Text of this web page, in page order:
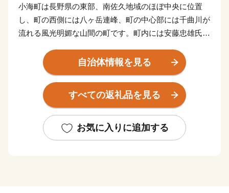
小海町は長野県の東部、南佐久地域のほぼ中央に位置
し、町の西側には八ヶ岳連峰、町の中心部には千曲川が
流れる風光明媚な山間の町です。町内には安藤忠雄氏設
この地域ならではのフリーサイトキャンプ場、音楽堂な
どの文化施設やスケートリンク、グランドスポーツ施
設、高原リゾート小海リエックスもあり、年間を通して
楽しむことができる町です。
面 積：１１４．２ｋ㎡
人 口：４,６９４人（平成３０年３月３１日現在）
自治体情報を見る
すべての返礼品を見る
お気に入りに追加する